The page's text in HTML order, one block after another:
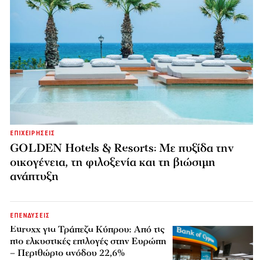
ΕΠΙΧΕΙΡΗΣΕΙΣ
GOLDEN Hotels & Resorts: Με πυξίδα την
οικογένεια, τη φιλοξενία και τη βιώσιμη
ανάπτυξη
ΕΠΕΝΔΥΣΕΙΣ
Euroxx για Τράπεζα Κύπρου: Από τις
πιο ελκυστικές επιλογές στην Ευρώπη
– Περιθώριο ανόδου 22,6%